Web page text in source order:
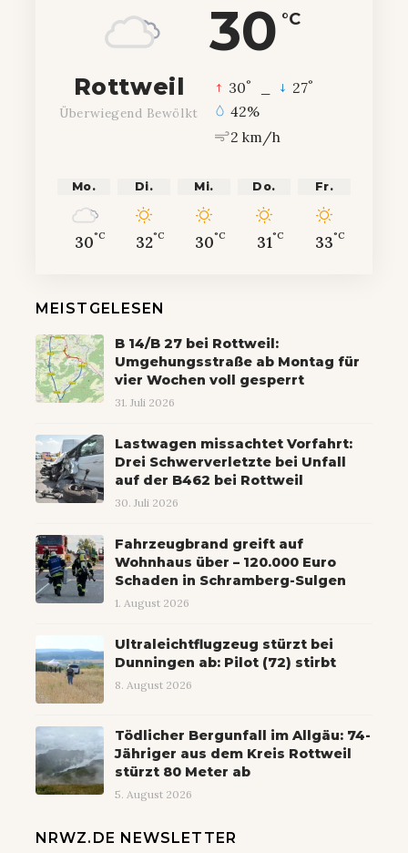
30 °C
Rottweil
Überwiegend Bewölkt
30° 27°
42%
2 km/h
Mo.
30°C
Di.
32°C
Mi.
30°C
Do.
31°C
Fr.
33°C
MEISTGELESEN
B 14/B 27 bei Rottweil:
Umgehungsstraße ab Montag für
vier Wochen voll gesperrt
31. Juli 2026
Lastwagen missachtet Vorfahrt:
Drei Schwerverletzte bei Unfall
auf der B462 bei Rottweil
30. Juli 2026
Fahrzeugbrand greift auf
Wohnhaus über – 120.000 Euro
Schaden in Schramberg-Sulgen
1. August 2026
Ultraleichtflugzeug stürzt bei
Dunningen ab: Pilot (72) stirbt
8. August 2026
Tödlicher Bergunfall im Allgäu: 74-
Jähriger aus dem Kreis Rottweil
stürzt 80 Meter ab
5. August 2026
NRWZ.DE NEWSLETTER